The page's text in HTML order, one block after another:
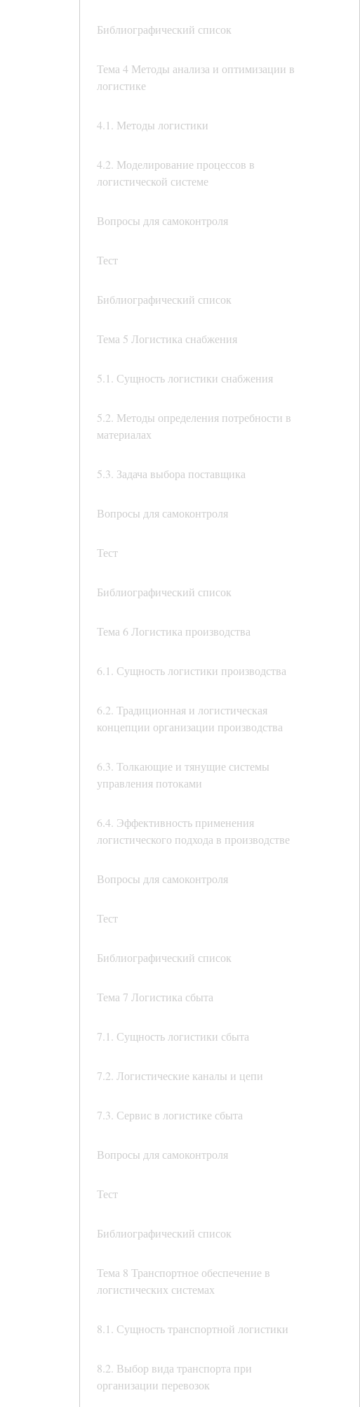
Библиографический список
Тема 4 Методы анализа и оптимизации в
логистике
4.1. Методы логистики
4.2. Моделирование процессов в
логистической системе
Вопросы для самоконтроля
Тест
Библиографический список
Тема 5 Логистика снабжения
5.1. Сущность логистики снабжения
5.2. Методы определения потребности в
материалах
5.3. Задача выбора поставщика
Вопросы для самоконтроля
Тест
Библиографический список
Тема 6 Логистика производства
6.1. Сущность логистики производства
6.2. Традиционная и логистическая
концепции организации производства
6.3. Толкающие и тянущие системы
управления потоками
6.4. Эффективность применения
логистического подхода в производстве
Вопросы для самоконтроля
Тест
Библиографический список
Тема 7 Логистика сбыта
7.1. Сущность логистики сбыта
7.2. Логистические каналы и цепи
7.3. Сервис в логистике сбыта
Вопросы для самоконтроля
Тест
Библиографический список
Тема 8 Транспортное обеспечение в
логистических системах
8.1. Сущность транспортной логистики
8.2. Выбор вида транспорта при
организации перевозок